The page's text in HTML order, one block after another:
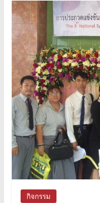
กิจกรรม